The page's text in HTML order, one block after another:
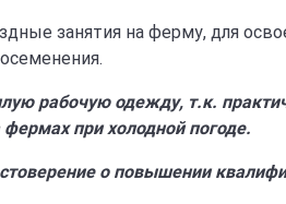
занятия на ферму, для
рабочую одежду, т.к.
при холодной погоде.
о повышении